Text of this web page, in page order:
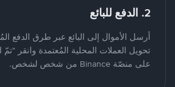
2. الدفع للبائع
أرسل الأموال إلى البائع عبر طرق الدفع
تحويل العملات المحلية المُعتمدة وانقر "تمّ
على منصّة Binance من شخص لشخص.